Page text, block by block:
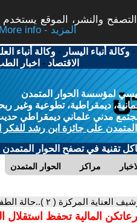
والنشر، الموقع
More info - المزيد
-وكالة أنباء اليسار -وكالة أنباء
الاقتصاد - اخبار
لمؤسسة الحوار المتمدن
ديمقراطية، تطوعية وغير
مدني علماني ديمقراطي حديث
على جائزة ابن رشد للفكر
تقنية في تصفح الحوار المتمدن
الحوار المتمدن مراكز
المركزة ( ٢ )..حالة الطفله لقاء ....
المالية تحفظ